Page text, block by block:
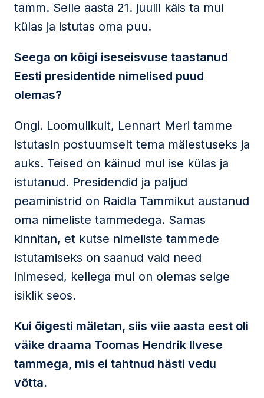
tamm. Selle aasta 21. juulil käis ta mul
külas ja istutas oma puu.
Seega on kõigi iseseisvuse taastanud
Eesti presidentide nimelised puud
olemas?
Ongi. Loomulikult, Lennart Meri tamme
istutasin postuumselt tema mälestuseks ja
auks. Teised on käinud mul ise külas ja
istutanud. Presidendid ja paljud
peaministrid on Raidla Tammikut austanud
oma nimeliste tammedega. Samas
kinnitan, et kutse nimeliste tammede
istutamiseks on saanud vaid need
inimesed, kellega mul on olemas selge
isiklik seos.
Kui õigesti mäletan, siis viie aasta eest oli
väike draama Toomas Hendrik Ilvese
tammega, mis ei tahtnud hästi vedu
võtta.